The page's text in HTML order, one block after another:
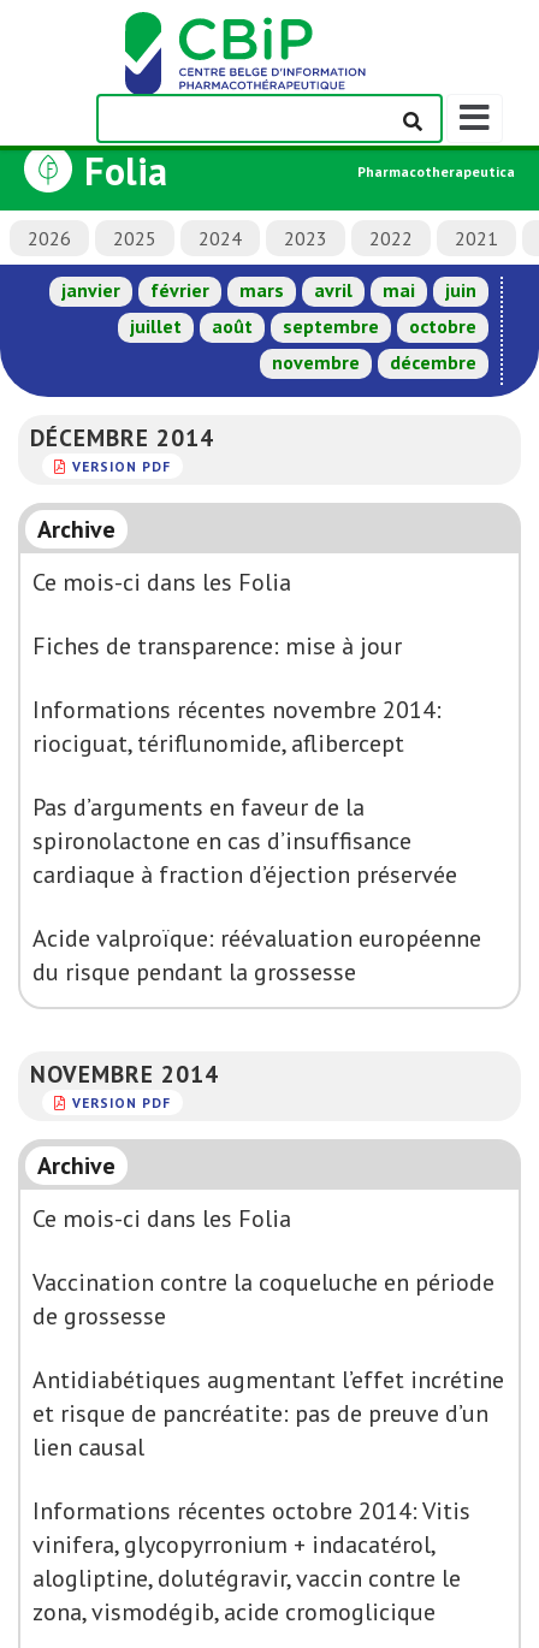
Afficher/
la
de
navigation
Folia Pharmacotherapeutica
2026 2025 2024 2023 2022 2021
janvier février mars avril mai
juin
juillet
août septembre
octobre
novembre
décembre
DÉCEMBRE 2014
VERSION PDF
Archive
Ce mois-ci dans les Folia
Fiches de transparence: mise à jour
Informations récentes novembre 2014:
riociguat, tériflunomide, aflibercept
Pas d’arguments en faveur de la
spironolactone en cas d’insuffisance
cardiaque à fraction d’éjection préservée
Acide valproïque: réévaluation européenne
du risque pendant la grossesse
NOVEMBRE 2014
VERSION PDF
Archive
Ce mois-ci dans les Folia
Vaccination contre la coqueluche en période
de grossesse
Antidiabétiques augmentant l’effet incrétine
et risque de pancréatite: pas de preuve d’un
lien causal
Informations récentes octobre 2014: Vitis
vinifera, glycopyrronium + indacatérol,
alogliptine, dolutégravir, vaccin contre le
zona, vismodégib, acide cromoglicique